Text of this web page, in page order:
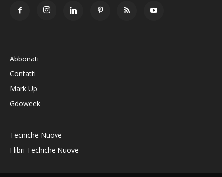
Abbonati
Contatti
Mark Up
Gdoweek
Tecniche Nuove
I libri Techiche Nuove